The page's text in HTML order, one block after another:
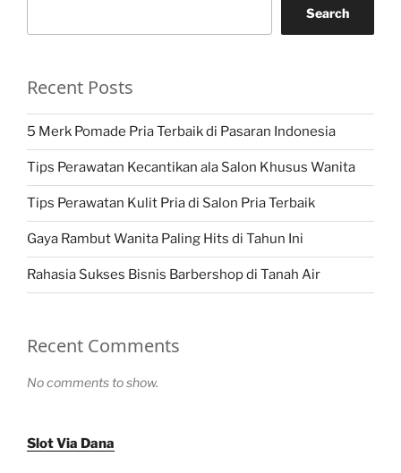
Search
Recent Posts
5 Merk Pomade Pria Terbaik di Pasaran Indonesia
Tips Perawatan Kecantikan ala Salon Khusus Wanita
Tips Perawatan Kulit Pria di Salon Pria Terbaik
Gaya Rambut Wanita Paling Hits di Tahun Ini
Rahasia Sukses Bisnis Barbershop di Tanah Air
Recent Comments
No comments to show.
Slot Via Dana